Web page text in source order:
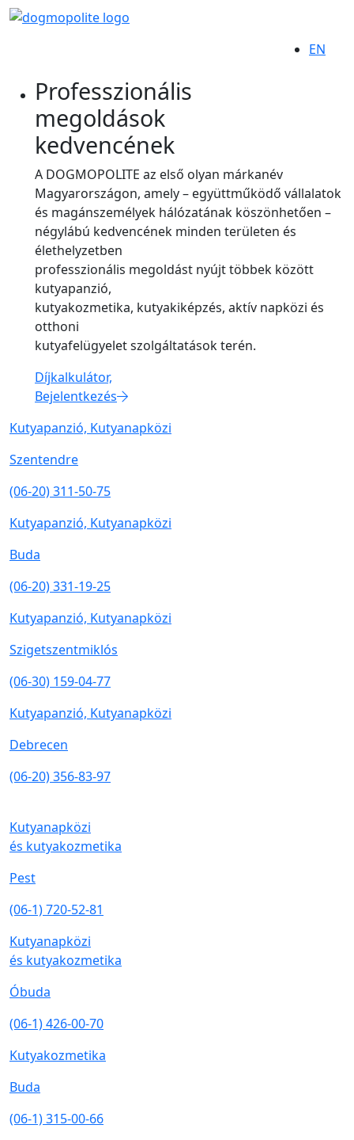
EN
Professzionális
megoldások
kedvencének
A DOGMOPOLITE az első olyan márkanév
Magyarországon, amely – együttműködő vállalatok
és magánszemélyek hálózatának köszönhetően –
négylábú kedvencének minden területen és
élethelyzetben
professzionális megoldást nyújt többek között
kutyapanzió,
kutyakozmetika, kutyakiképzés, aktív napközi és
otthoni
kutyafelügyelet szolgáltatások terén.
Díjkalkulátor,
Bejelentkezés
Kutyapanzió, Kutyanapközi
Szentendre
(06-20) 311-50-75
Kutyapanzió, Kutyanapközi
Buda
(06-20) 331-19-25
Kutyapanzió, Kutyanapközi
Szigetszentmiklós
(06-30) 159-04-77
Kutyapanzió, Kutyanapközi
Debrecen
(06-20) 356-83-97
Kutyanapközi
és kutyakozmetika
Pest
(06-1) 720-52-81
Kutyanapközi
és kutyakozmetika
Óbuda
(06-1) 426-00-70
Kutyakozmetika
Buda
(06-1) 315-00-66